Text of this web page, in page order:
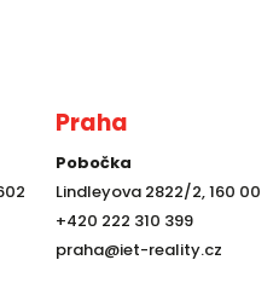
Praha
Pobočka
Lindleyova 2822/2, 160 00
+420 222 310 399
praha@iet-reality.cz